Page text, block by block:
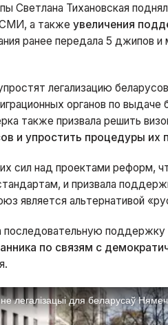
Светлана Тихановская
СМИ, а такжеувеличения
ранее передала 5 джипов и
легализацию
органов по выдаче
также призвала решить
и упростить процедуры их
сил над проектами реформ,
и призвала
является альтернативой
последовательную поддержку
по связям с